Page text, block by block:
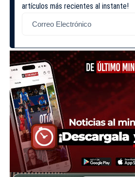
artículos más recientes al instante!